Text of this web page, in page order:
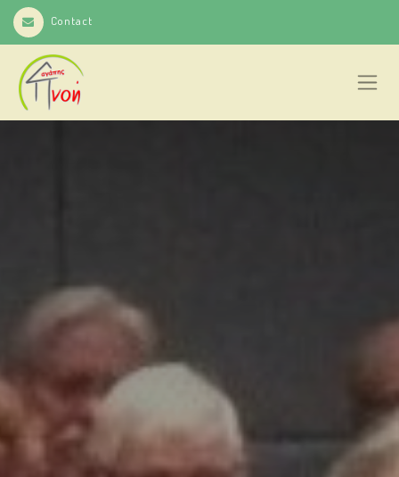
Contact